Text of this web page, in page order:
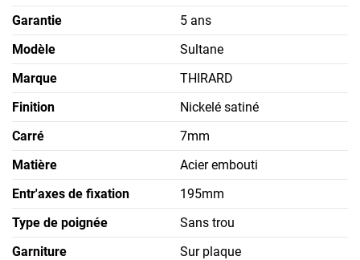
Garantie
5 ans
Modèle
Sultane
Marque
THIRARD
Finition
Nickelé satiné
Carré
7mm
Matière
Acier embouti
Entr'axes de fixation
195mm
Type de poignée
Sans trou
Garniture
Sur plaque